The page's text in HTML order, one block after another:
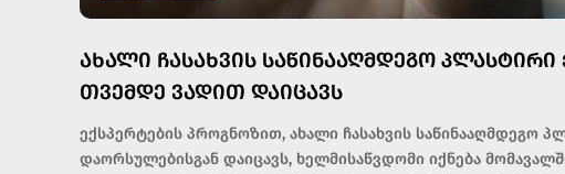
ᲐᲮᲐᲚᲘ ᲩᲐᲡᲐᲮᲕᲘᲡ ᲡᲐᲬᲘᲜᲐᲐᲦᲛᲓᲔᲒᲝ
ᲗᲕᲔᲛᲓᲔ ᲕᲐᲓᲘᲗ ᲓᲐᲘᲪᲐᲕᲡ
ექსპერტების პროგნოზით, ახალი ჩასახვის საწინააღმდეგო
დაორსულებისგან დაიცავს, ხელმისაწვდომი იქნება